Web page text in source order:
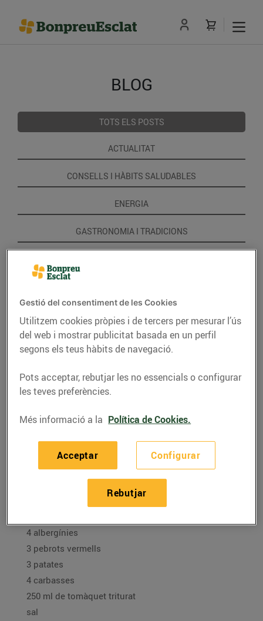
BLOG
TOTS ELS POSTS
ACTUALITAT
CONSELLS I HÀBITS SALUDABLES
ENERGIA
GASTRONOMIA I TRADICIONS
Pastís de verdures
02/de setembre/2021
4 albergínies
3 pebrots vermells
3 patates
4 carbasses
250 ml de tomàquet triturat
sal
Gestió del consentiment de les Cookies
Utilitzem cookies pròpies i de tercers per mesurar l’ús
del web i mostrar publicitat basada en un perfil
segons els teus hàbits de navegació.
Pots acceptar, rebutjar les no essencials o configurar
les teves preferències.
Més informació a la Política de Cookies.
Configurar
Rebutjar
Acceptar